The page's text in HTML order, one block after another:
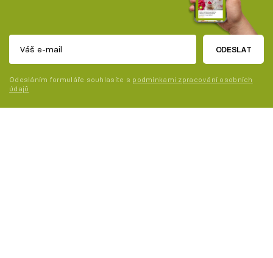
ODESLAT
Odesláním formuláře souhlasíte s podmínkami zpracování osobních
údajů